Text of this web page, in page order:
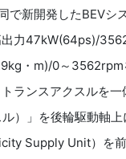
で新開発したBEVシ
出力47kW(64ps)/
・m)/0～
ランスアクスルを
）」を後輪駆動軸
Supply Unit）を